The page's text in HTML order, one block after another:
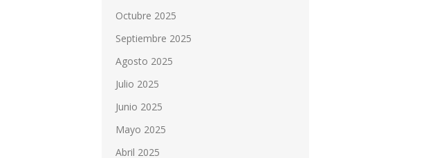
Octubre 2025
Septiembre 2025
Agosto 2025
Julio 2025
Junio 2025
Mayo 2025
Abril 2025